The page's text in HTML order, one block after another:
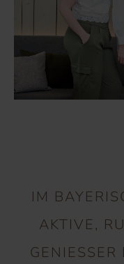
IM
AKTIVE,